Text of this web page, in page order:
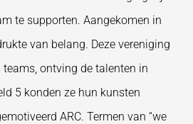
te supporten. Aangekomen in
van belang. Deze vereniging
ontving de talenten in
5 konden ze hun kunsten
ARC. Termen van “we